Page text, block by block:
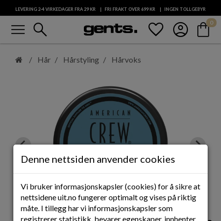
LEVERING 2-4 VIRKEDAGER FRA 29KR FRI FRAKT OVER 699KR INGEN TOLLGEBYR
KUNDESERVICE
menu search favorite account_circle shopping_bag
0
Hår Hårstyling Hårvoks
Denne nettsiden anvender cookies
Vi bruker informasjonskapsler (cookies) for å sikre at
nettsidene uit.no fungerer optimalt og vises på riktig
måte. I tillegg har vi informasjonskapsler som
registrerer statistikk, bevarer egenskaper, innhenter